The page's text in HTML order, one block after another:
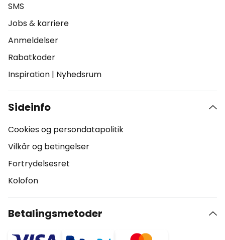
SMS
Jobs & karriere
Anmeldelser
Rabatkoder
Inspiration | Nyhedsrum
Sideinfo
Cookies og persondatapolitik
Vilkår og betingelser
Fortrydelsesret
Kolofon
Betalingsmetoder